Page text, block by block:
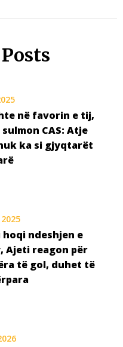
në favorin e tij,
CAS: Atje
ka si gjyqtarët
hoqi ndeshjen e
Ajeti reagon për
të gol, duhet të